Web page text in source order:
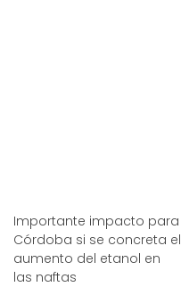
Importante impacto para
Córdoba si se concreta el
aumento del etanol en
las naftas